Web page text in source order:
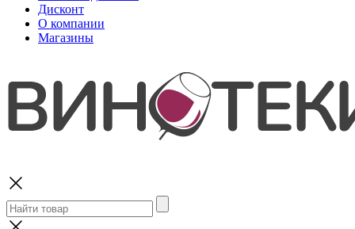
Дисконт
О компании
Магазины